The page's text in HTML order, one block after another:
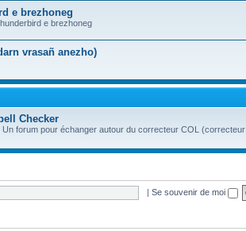
e brezhoneg
e brezhoneg
vrasañ anezho)
Checker
forum pour échanger autour du correcteur COL (correcteur
| Se souvenir de moi